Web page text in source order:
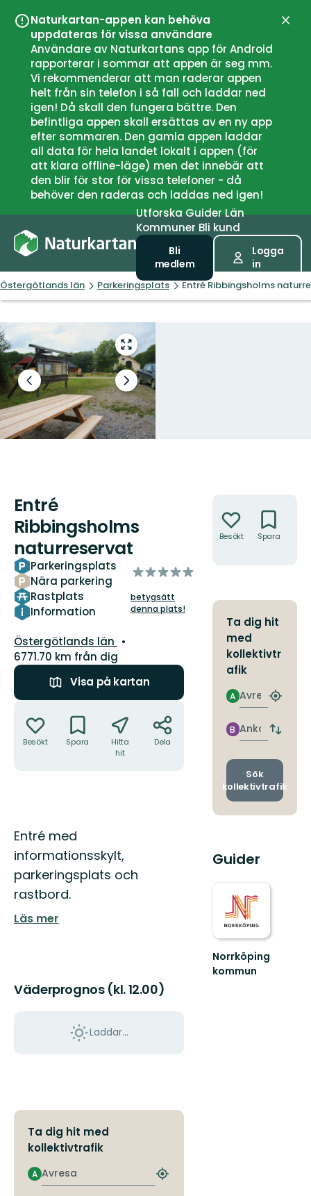
Naturkartan-appen kan behöva
uppdateras för vissa användare
Användare av Naturkartans app för Android
rapporterar i sommar att appen är seg mm.
Vi rekommenderar att man raderar appen
helt från sin telefon i så fall och laddar ned
igen! Då skall den fungera bättre. Den
befintliga appen skall ersättas av en ny app
efter sommaren. Den gamla appen laddar
all data för hela landet lokalt i appen (för
att klara offline-läge) men det innebär att
den blir för stor för vissa telefoner - då
behöver den raderas och laddas ned igen!
UtforskaGuiderLän
Kommuner Bli kund
Bli
medlem
Logga
in
Östergötlands län Parkeringsplats Entré Ribbingsholms
Gå
till
helskärmsläge
Föregående
bild
Nästa
bildspel
Entré
Ribbingsholms
naturreservat
Parkeringsplats
Nära parkering
Rastplats
Information
av
stjärnor
betygsätt
denna plats!
Län:
Östergötlands län
6771.70 km från dig
Visa på kartan
Besökt Spara
Hitta
hit
Dela
Beskrivning
Entré med
informationsskylt,
parkeringsplats och
rastbord.
Läs mer
Väderprognos (kl. 12.00)
Laddar...
Ta dig hit med
kollektivtrafik
Avresa
A
Hitta
Besökt Spara
Ta dig hit
med
kollektivtr
afik
Avresa
A
Hitta
Ankomst
B
Byt
och
Sök
kollektivtrafik
Guider
Norrköping
kommun